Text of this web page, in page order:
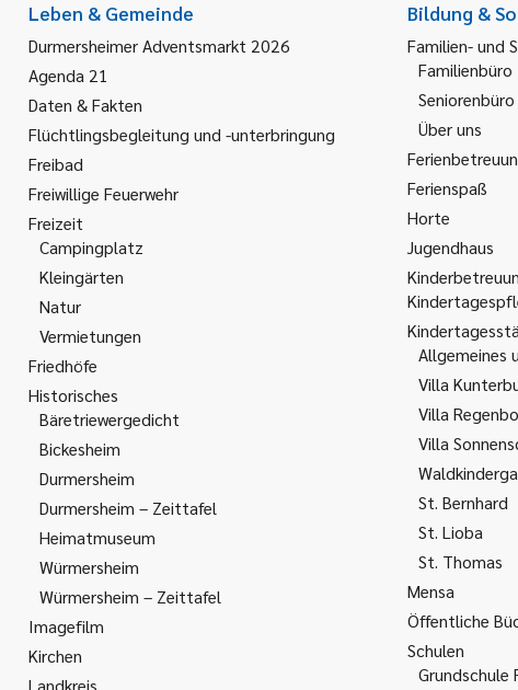
Leben & Gemeinde
Durmersheimer Adventsmarkt 2026
Agenda 21
Daten & Fakten
Flüchtlingsbegleitung und -unterbringung
Freibad
Freiwillige Feuerwehr
Freizeit
Campingplatz
Kleingärten
Natur
Vermietungen
Friedhöfe
Historisches
Bäretriewergedicht
Bickesheim
Durmersheim
Durmersheim – Zeittafel
Heimatmuseum
Würmersheim
Würmersheim – Zeittafel
Imagefilm
Kirchen
Landkreis
Bildung &
Familien- und
Familienbüro
Seniorenbüro
Über uns
Ferienspaß
Horte
Jugendhaus
Allgemeines
Villa
Villa
Villa
St. Bernhard
St. Lioba
St. Thomas
Mensa
Öffentliche
Schulen
Grundschule